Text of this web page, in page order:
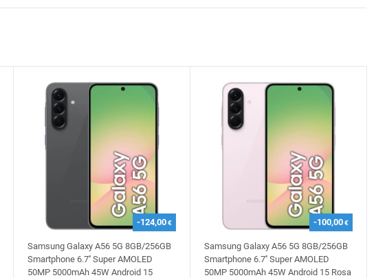
-124,00€
Samsung Galaxy A56 5G 8GB/256GB
Smartphone 6.7'' Super AMOLED
50MP 5000mAh 45W Android 15
-100,00€
Samsung Galaxy A56 5G 8GB/256GB
Smartphone 6.7'' Super AMOLED
50MP 5000mAh 45W Android 15 Rosa